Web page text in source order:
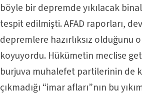
böyle bir depremde yıkılacak
tespit edilmişti. AFAD raporları,
depremlere hazırlıksız olduğunu
koyuyordu. Hükümetin meclise
burjuva muhalefet partilerinin de
çıkmadığı “imar afları”nın bu